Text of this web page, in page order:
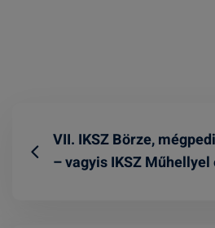
VII. IKSZ Börze,
– vagyis IKSZ